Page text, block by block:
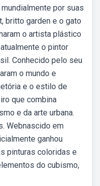
por suas
britto garden e o gato
o artista plástico
o pintor
Conhecido pelo seu
o mundo e
e o estilo de
que combina
e da arte urbana.
Webnascido em
ganhou
pinturas coloridas e
do cubismo,